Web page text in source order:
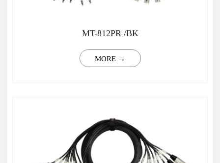
MT-812PR /BK
MORE →